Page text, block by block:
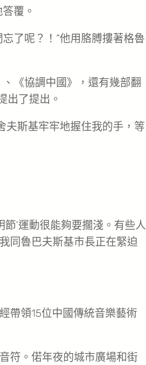
覆。
了呢？！”他用胳膊摟著格魯
《協調中國》，還有幾部翻
出了提出。
夫斯基牢牢地握住我的手，等
’運動很能夠要擱淺。有些人
同魯巴夫斯基市長正在緊迫
帶領15位中國傳統音樂藝術
符。偌年夜的城市廣場和街